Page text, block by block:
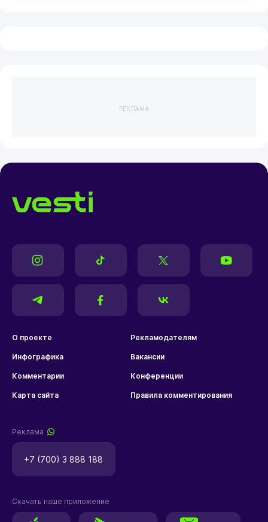
РЕКЛАМА
О проекте Рекламодателям
Инфографика Вакансии
Комментарии Конференции
Карта сайта Правила комментирования
Реклама
+7 (700) 3 888 188
Скачать наше приложение